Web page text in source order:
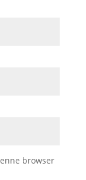
browser